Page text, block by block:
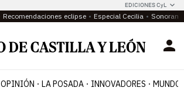
EDICIONES CyL
Recomendaciones eclipse Especial Cecilia
OPINIÓN LA POSADA INNOVADORES MUNDO